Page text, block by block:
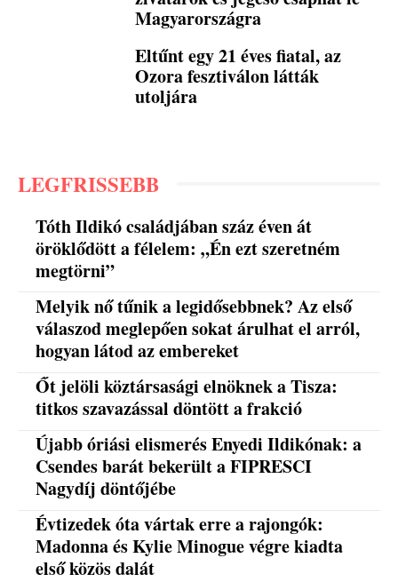
Magyarországra
Eltűnt egy 21 éves fiatal, az
Ozora fesztiválon látták
utoljára
LEGFRISSEBB
Tóth Ildikó családjában száz éven át
öröklődött a félelem: „Én ezt szeretném
megtörni”
Melyik nő tűnik a legidősebbnek? Az első
válaszod meglepően sokat árulhat el arról,
hogyan látod az embereket
Őt jelöli köztársasági elnöknek a Tisza:
titkos szavazással döntött a frakció
Újabb óriási elismerés Enyedi Ildikónak: a
Csendes barát bekerült a FIPRESCI
Nagydíj döntőjébe
Évtizedek óta vártak erre a rajongók:
Madonna és Kylie Minogue végre kiadta
első közös dalát